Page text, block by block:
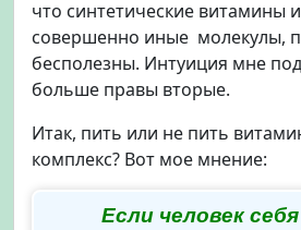
что синтетические витамины
совершенно иные молекулы,
бесполезны. Интуиция мне
больше правы вторые.
Итак, пить или не пить
комплекс? Вот мое мнение:
Если человек